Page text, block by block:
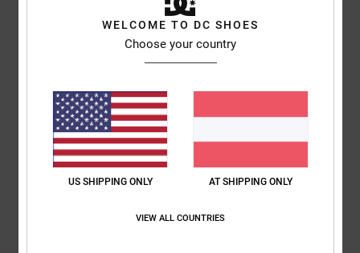
5/5
4. Februar 2026
Alles Prima
Komfort: 5/5 Preis-Leistungs-Verhältnis
Material: 5/5 Farbe: 5/5
Ich empfehle dieses Produkt
5
WELCOME TO DC SHOES
Choose your country
US SHIPPING ONLY AT SHIPPING ONLY
VIEW ALL COUNTRIES